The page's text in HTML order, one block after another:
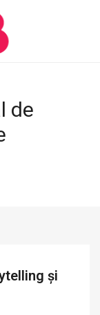
de
și